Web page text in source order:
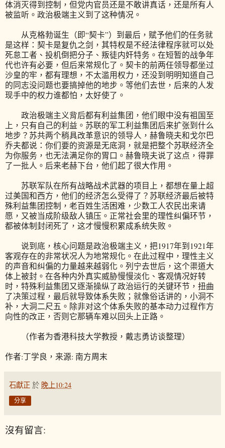
体消灭得到控制，但党内官员还是不敢讲真话，还是所有人
被监听。政治极端主义到了这种情况。
从克格勃诞生（即“契卡”）到最后，赋予他们的任务就
是这样：契卡是复仇之剑，其特权是不经法律程序就可以处
死怠工者、投机倒把分子、叛徒内奸特务。在短暂的战争年
代也许有必要，但后来常规化了。契卡的前两任领导都坐过
沙皇的牢，都有理想，不太滥用权力，还没到明明知道自己
的同志没问题也要搞掉他的地步。等他们去世，后来的人发
现手中的权力谁都怕，太好使了。
政治极端主义背后都有利益集团，他们眼中没有祖国至
上，只有自己的利益。苏联的军工利益集团后来扩张到什么
地步？苏共两个稍具改革意识的领导人，赫鲁晓夫和戈尔巴
乔夫都说：你们要的资源是无底洞，就是把整个苏联经济全
为你服务，也无法满足你的胃口。赫鲁晓夫说了这点，得罪
了一批人。后来老赫下台，他们起了很大作用。
苏联军队在所有战略战术武器的项目上，都想在量上超
过美国和西方，他们的经济怎么受得了？苏联经济最后被特
殊利益集团控制，老百姓生活困难，少数工人农民出来请
愿，又被当成阶级敌人镇压。正常社会里的理性纠偏环节，
都被体制封闭死了，这才慢慢积累成系统失败。
说到底，核心问题是政治极端主义，把1917年到1921年
客观存在的非常状况人为地常规化。在此过程中，理性主义
的声音和纠偏的力量越来越弱化。列宁去世后，这个渠道大
体上被封。在各种内外真实威胁慢慢淡化、客观情况好转
时，特殊利益集团又逐渐操纵了政治运行的关键环节，扭曲
了决策过程，最后就导致体系失败；就像俗话讲的，小洞不
补，大洞二尺五。除非对这个体系失败的基本动力过程作方
向性的改正，否则它那辆车难以回头上正路。
（作者为香港科技大学教授，戴志勇访谈整理）
作者:丁学良，来源: 南方周末
石獻正 於 晚上10:24
分享
沒有留言: